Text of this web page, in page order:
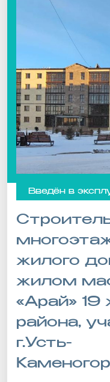
Введён в
жилого
жилом
«Арай» 19
района,
г.Усть-